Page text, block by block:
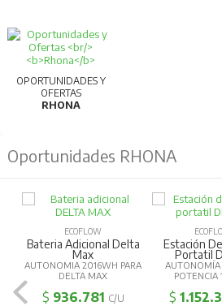
OPORTUNIDADES Y
OFERTAS
RHONA
Oportunidades RHONA
ECOFLOW
Bateria Adicional Delta
Max
AUTONOMIA 2016WH PARA
DELTA MAX
$ 936.781 C/U
Estación
Portatil
$